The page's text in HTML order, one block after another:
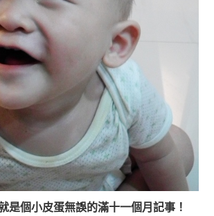
是個小皮蛋無誤的滿十一個月記事！